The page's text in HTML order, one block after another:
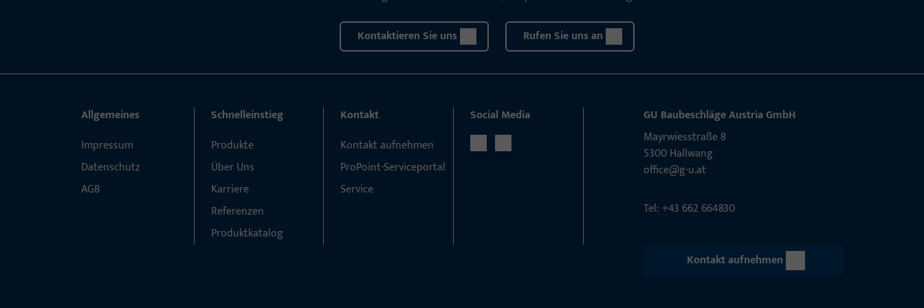
Kontaktieren Sie uns Rufen Sie uns an
Allgemeines
Impressum
Datenschutz
AGB
Schnelleinstieg
Produkte
Über Uns
Karriere
Referenzen
Produktkatalog
Kontakt
Kontakt aufnehmen
ProPoint-Serviceportal
Service
Social Media
GU Baubeschläge Aus­tria GmbH
Mayrwies­straße 8
5300 Hall­wang
office@g-u.at
Tel: +43 662 664830
Kontakt aufnehmen